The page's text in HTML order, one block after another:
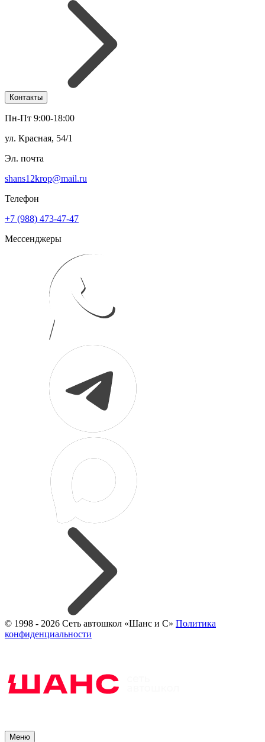
Контакты
Пн-Пт 9:00-18:00
ул. Красная, 54/1
Эл. почта
shans12krop@mail.ru
Телефон
+7 (988) 473-47-47
Мессенджеры
© 1998 - 2026 Сеть автошкол «Шанс и С» Политика
конфиденциальности
Меню